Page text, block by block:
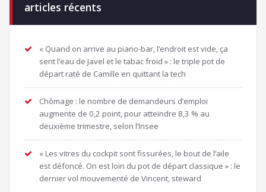
articles récents
« Quand on arrive au piano-bar, l’endroit est vide, ça
sent l’eau de Javel et le tabac froid » : le triple pot de
départ raté de Camille en quittant la tech
Chômage : le nombre de demandeurs d’emploi
augmente de 0,2 point, pour atteindre 8,3 % au
deuxième trimestre, selon l’Insee
« Les vitres du cockpit sont fissurées, le bout de l’aile
est défoncé. On est loin du pot de départ classique » : le
dernier vol mouvementé de Vincent, steward